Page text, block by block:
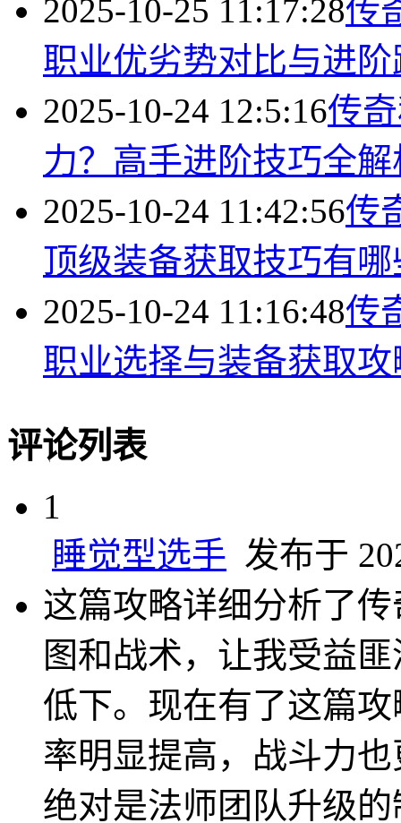
2025-10-25 11:17:28传
职业优劣势对比与进
2025-10-24 12:5:16传
力？高手进阶技巧全解
2025-10-24 11:42:56传
顶级装备获取技巧有哪
2025-10-24 11:16:48传
职业选择与装备获取攻
评论列表
1
睡觉型选手 发布于
这篇攻略详细分析了
图和战术，让我受益
低下。现在有了这篇
率明显提高，战斗力
绝对是法师团队升级